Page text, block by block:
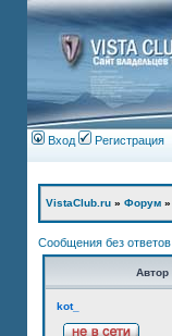
Вход Регистрация
VistaClub.ru » Форум »
Сообщения без ответов
Автор
kot_